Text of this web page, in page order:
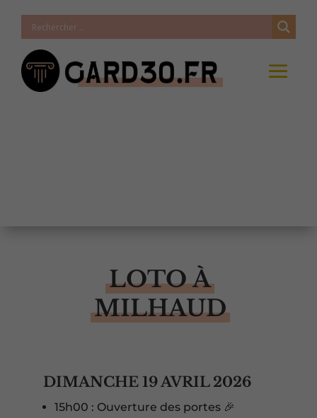
LOTO À
MILHAUD
DIMANCHE 19 AVRIL 2026
15h00 : Ouverture des portes 🎉